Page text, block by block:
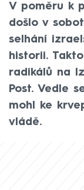
V poměru k
došlo v
selhání
historii.
radikálů na
Post. Vedle
mohl ke
vládě.